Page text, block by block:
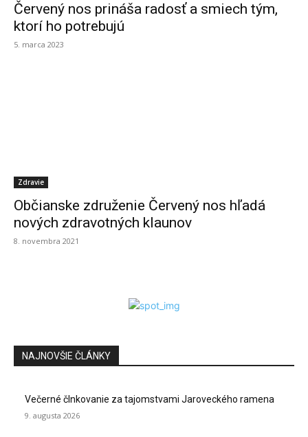
Červený nos prináša radosť a smiech tým,
ktorí ho potrebujú
5. marca 2023
Zdravie
Občianske združenie Červený nos hľadá
nových zdravotných klaunov
8. novembra 2021
NAJNOVŠIE ČLÁNKY
Večerné člnkovanie za tajomstvami Jaroveckého ramena
9. augusta 2026